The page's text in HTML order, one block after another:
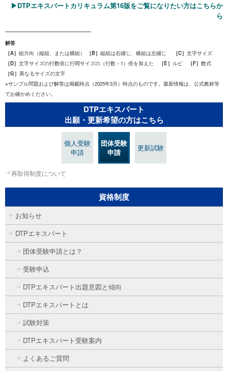
▶DTPエキスパートカリキュラム第16版をご覧になりたい方はこちらか
ら
—————————————
解答
［A］ 組方向（縦組、または横組） ［B］ 縦組は右綴じ、横組は左綴じ ［C］ 文字サイズ
［D］ 文字サイズの行数倍に行間サイズの（行数－1）倍を加えた ［E］ ルビ ［F］ 数式
［G］ 異なるサイズの文字
※サンプル問題および解答は掲載時点（2025年3月）時点のものです。最新情報は、公式教材等
でお確かめください。
DTPエキスパート
出願・更新希望の方はこちら
個人受験
申請
団体受験
申請
更新試験
再取得制度について
資格制度
お知らせ
DTPエキスパート
団体受験申請とは？
受験申込
DTPエキスパート出題意図と傾向
DTPエキスパートとは
試験対策
DTPエキスパート受験案内
よくあるご質問